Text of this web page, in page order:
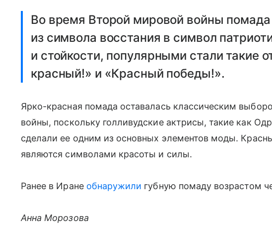
Во время Второй мировой войны
из символа восстания в символ
и стойкости, популярными стали такие
красный!» и «Красный победы!».
Ярко-красная помада оставалась классическим
войны, поскольку голливудские актрисы, такие как
сделали ее одним из основных элементов моды.
являются символами красоты и силы.
Ранее в Иране обнаружили губную помаду возрастом
Анна Морозова